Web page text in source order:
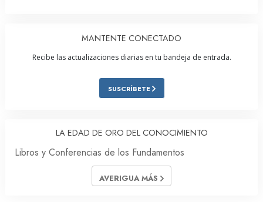
MANTENTE CONECTADO
Recibe las actualizaciones diarias en tu bandeja de entrada.
SUSCRÍBETE
LA EDAD DE ORO DEL CONOCIMIENTO
Libros y Conferencias de los Fundamentos
AVERIGUA MÁS